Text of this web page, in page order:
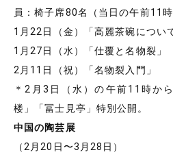
員：椅子席80名（当日の午前11
1月22日（金）「高麗茶碗につい
1月27日（水）「仕覆と名物裂」
2月11日（祝）「名物裂入門」
＊2月3日（水）の午前11時か
楼」「冨士見亭」特別公開。
中国の陶芸展
（2月20日〜3月28日）